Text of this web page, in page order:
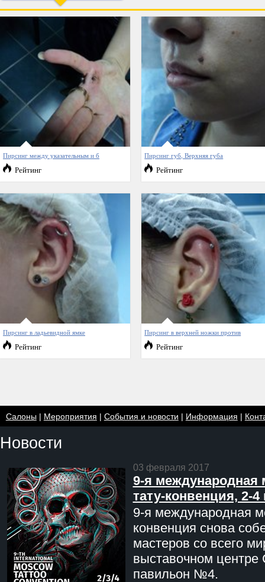
Пирсинг между указательным и б
Рейтинг
Пирсинг губ, Верхняя губа
Рейтинг
Пирсинг в ладьевидной ямке
Рейтинг
Пирсинг в верхней ножки против
Рейтинг
Салоны| Мероприятия | События и новости | Информация |
Новости
03 февраля 2017
9-я международная
тату-конвенция, 2-
9-я международная
конвенция снова
мастеров со всего
выставочном центре
павильон №4.